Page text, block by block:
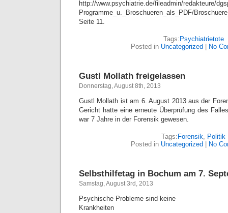
http://www.psychiatrie.de/fileadmin/redakteure/
Programme_u._Broschueren_als_PDF/
Seite 11.
Tags: Psychiatrietote
Posted in Uncategorized No
Gustl Mollath freigelassen
Donnerstag, August 8th, 2013
Gustl Mollath ist am 6. August 2013 aus der
Gericht hatte eine erneute Überprüfung des
war 7 Jahre in der Forensik gewesen.
Tags: Forensik, Politik
Posted in Uncategorized No
Selbsthilfetag in Bochum am 7.
Samstag, August 3rd, 2013
Psychische Probleme sind keine
Krankheiten